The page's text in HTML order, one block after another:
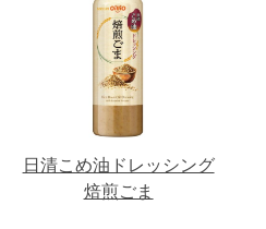
日清こめ油ドレッシング
焙煎ごま